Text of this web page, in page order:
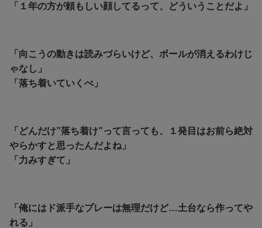
「１年の方が頼もしい顔してるって、どういうことだよ」
「向こうの動きは読みづらいけど、ボールが消えるわけじ
ゃなし」
「落ち着いていくべ」
「どんだけ”落ち着け”って言っても、１発目はお前ら絶対
やらかすと思ったんだよね」
「力みすぎて」
「俺にはド派手なプレーは無理だけど…土台なら作ってや
れる」